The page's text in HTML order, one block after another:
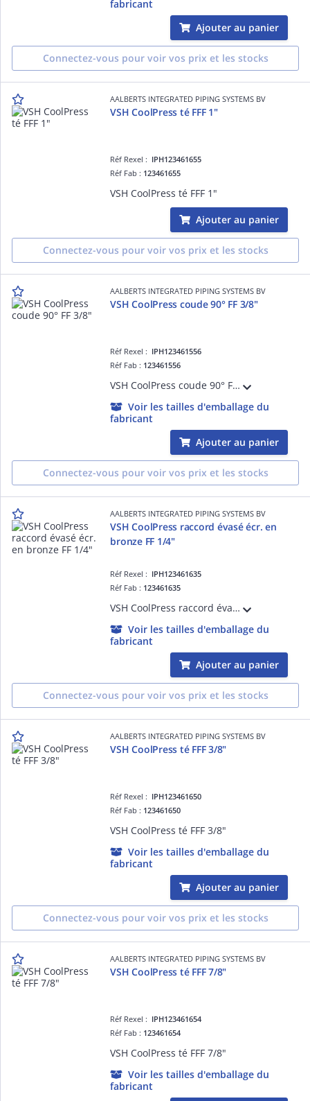
fabricant
Ajouter au panier
Connectez-vous pour voir vos prix et les stocks
AALBERTS INTEGRATED PIPING SYSTEMS BV
VSH CoolPress té FFF 1"
Réf Rexel : IPH123461655
Réf Fab : 123461655
VSH CoolPress té FFF 1"
Ajouter au panier
Connectez-vous pour voir vos prix et les stocks
AALBERTS INTEGRATED PIPING SYSTEMS BV
VSH CoolPress coude 90° FF 3/8"
Réf Rexel : IPH123461556
Réf Fab : 123461556
VSH CoolPress coude 90° FF 3/8"
Voir les tailles d'emballage du
fabricant
Ajouter au panier
Connectez-vous pour voir vos prix et les stocks
AALBERTS INTEGRATED PIPING SYSTEMS BV
VSH CoolPress raccord évasé écr. en
bronze FF 1/4"
Réf Rexel : IPH123461635
Réf Fab : 123461635
VSH CoolPress raccord évasé écrou en bronze FF 1/4"
Voir les tailles d'emballage du
fabricant
Ajouter au panier
Connectez-vous pour voir vos prix et les stocks
AALBERTS INTEGRATED PIPING SYSTEMS BV
VSH CoolPress té FFF 3/8"
Réf Rexel : IPH123461650
Réf Fab : 123461650
VSH CoolPress té FFF 3/8"
Voir les tailles d'emballage du
fabricant
Ajouter au panier
Connectez-vous pour voir vos prix et les stocks
AALBERTS INTEGRATED PIPING SYSTEMS BV
VSH CoolPress té FFF 7/8"
Réf Rexel : IPH123461654
Réf Fab : 123461654
VSH CoolPress té FFF 7/8"
Voir les tailles d'emballage du
fabricant